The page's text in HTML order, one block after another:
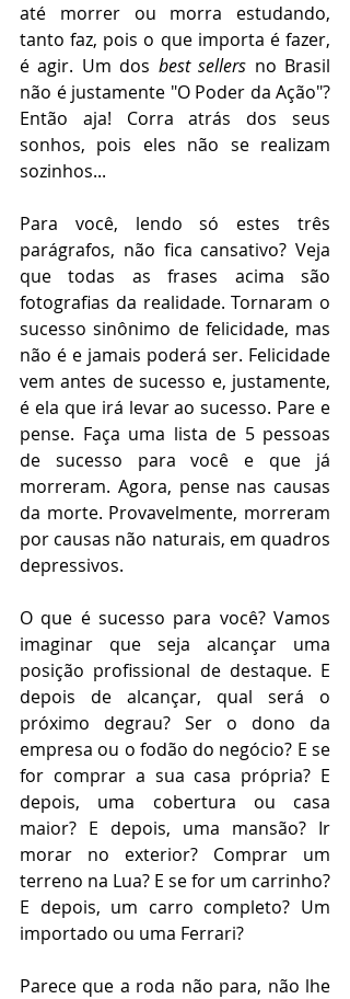
até morrer ou morra estudando,
tanto faz, pois o que importa é fazer,
é agir. Um dos best sellers no Brasil
não é justamente "O Poder da Ação"?
Então aja! Corra atrás dos seus
sonhos, pois eles não se realizam
sozinhos...
Para você, lendo só estes três
parágrafos, não fica cansativo? Veja
que todas as frases acima são
fotografias da realidade. Tornaram o
sucesso sinônimo de felicidade, mas
não é e jamais poderá ser. Felicidade
vem antes de sucesso e, justamente,
é ela que irá levar ao sucesso. Pare e
pense. Faça uma lista de 5 pessoas
de sucesso para você e que já
morreram. Agora, pense nas causas
da morte. Provavelmente, morreram
por causas não naturais, em quadros
depressivos.
O que é sucesso para você? Vamos
imaginar que seja alcançar uma
posição profissional de destaque. E
depois de alcançar, qual será o
próximo degrau? Ser o dono da
empresa ou o fodão do negócio? E se
for comprar a sua casa própria? E
depois, uma cobertura ou casa
maior? E depois, uma mansão? Ir
morar no exterior? Comprar um
terreno na Lua? E se for um carrinho?
E depois, um carro completo? Um
importado ou uma Ferrari?
Parece que a roda não para, não lhe